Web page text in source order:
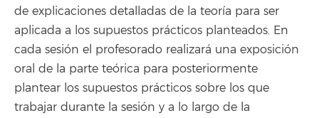
de explicaciones detalladas de la teoría para ser
aplicada a los supuestos prácticos planteados. En
cada sesión el profesorado realizará una exposición
oral de la parte teórica para posteriormente
plantear los supuestos prácticos sobre los que
trabajar durante la sesión y a lo largo de la